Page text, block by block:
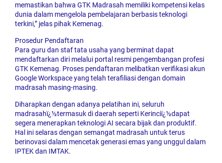
memastikan bahwa GTK Madrasah memiliki kompetensi kelas
dunia dalam mengelola pembelajaran berbasis teknologi
terkini,” jelas pihak Kemenag.
Prosedur Pendaftaran
Para guru dan staf tata usaha yang berminat dapat
mendaftarkan diri melalui portal resmi pengembangan profesi
GTK Kemenag. Proses pendaftaran melibatkan verifikasi akun
Google Workspace yang telah terafiliasi dengan domain
madrasah masing-masing.
Diharapkan dengan adanya pelatihan ini, seluruh
madrasahï¿½termasuk di daerah seperti Kerinciï¿½dapat
segera menerapkan teknologi AI secara bijak dan produktif.
Hal ini selaras dengan semangat madrasah untuk terus
berinovasi dalam mencetak generasi emas yang unggul dalam
IPTEK dan IMTAK.